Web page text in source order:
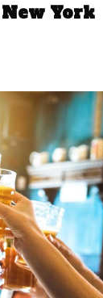
York